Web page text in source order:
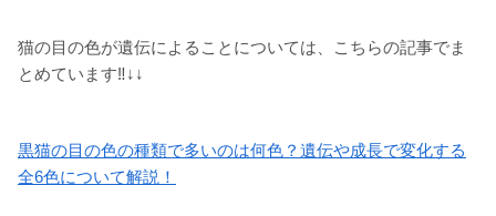
猫の目の色が遺伝によることについては、こちらの記事でま
とめています‼↓↓
黒猫の目の色の種類で多いのは何色？遺伝や成長で変化する
全6色について解説！